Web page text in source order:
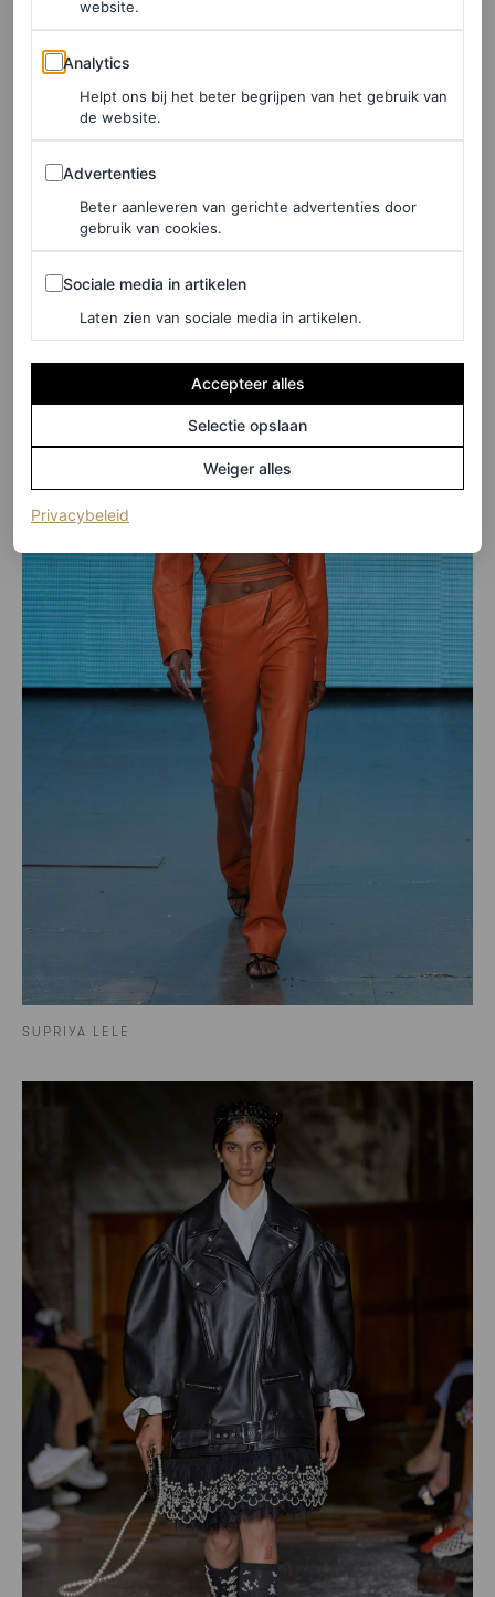
Miu Miu
Miuccia’s
bikerjacks. Temidden van bruine, ultra-minirokjes en
korte truien in uniform grijs, kwam een slim-fitstone-
washedleren jack met een bijpassende plooirok, een
V-hals, grijze sokken en T-bar schoenen. (Alleen
de meest gedurfde Miu Miu fan zou in dat ensemble op
een motorfiets gaan zitten).
SUPRIYA LELE
website.
Analytics
Analytics
Helpt ons bij het beter begrijpen van het gebruik van
de website.
Advertenties
Advertenties
Beter aanleveren van gerichte advertenties door
gebruik van cookies.
Sociale media in artikelen
Sociale media in artikelen
Laten zien van sociale media in artikelen.
Accepteer alles
Selectie opslaan
Weiger alles
Privacybeleid